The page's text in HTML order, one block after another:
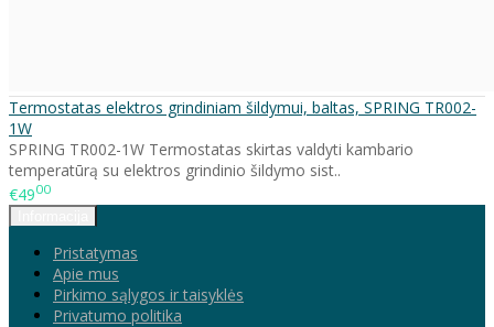
Termostatas elektros grindiniam šildymui, baltas, SPRING TR002-
1W
SPRING TR002-1W Termostatas skirtas valdyti kambario
temperatūrą su elektros grindinio šildymo sist..
€4900
Pristatymas
Apie mus
Pirkimo sąlygos ir taisyklės
Privatumo politika